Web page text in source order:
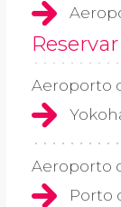
Reservar
Aeroporto
Aeroporto
Porto